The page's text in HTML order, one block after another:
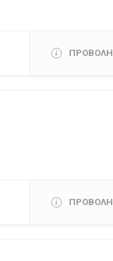
ΠΡΟΒΟΛΗ
ΠΡΟΒΟΛΗ